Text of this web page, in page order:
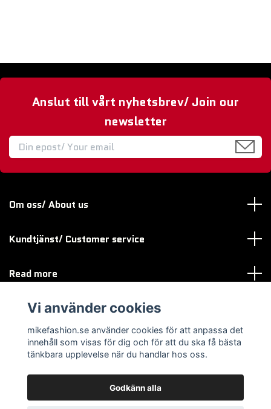
Anslut till vårt nyhetsbrev/ Join our
newsletter
Om oss/ About us
Kundtjänst/ Customer service
Read more
Sociala medier
Vi använder cookies
mikefashion.se använder cookies för att anpassa det
innehåll som visas för dig och för att du ska få bästa
tänkbara upplevelse när du handlar hos oss.
Godkänn alla